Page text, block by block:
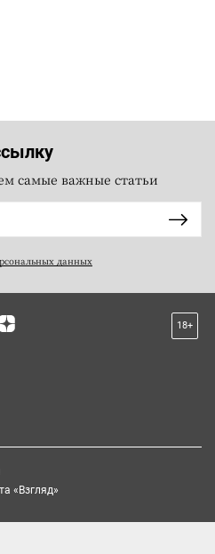
самые важные статьи
данных
18+
«Взгляд»